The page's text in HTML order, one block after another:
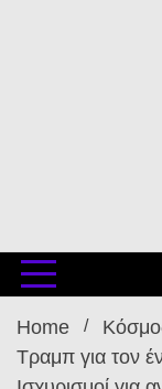
Home
Τραμπ για τον